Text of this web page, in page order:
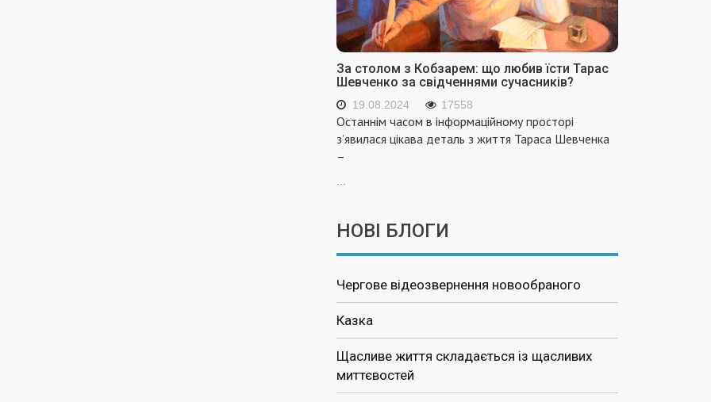
За столом з Кобзарем: що любив їсти Тарас
Шевченко за свідченнями сучасників?
19.08.2024 17558
Останнім часом в інформаційному просторі
з’явилася цікава деталь з життя Тараса Шевченка
–
...
НОВІ БЛОГИ
Чергове відеозвернення новообраного
Казка
Щасливе життя складається із щасливих
миттєвостей